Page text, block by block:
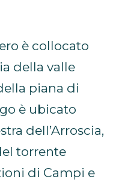
è collocato
della valle
piana di
è ubicato
dell’Arroscia,
torrente
di Campi e